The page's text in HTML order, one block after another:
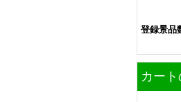
登録景品
カー